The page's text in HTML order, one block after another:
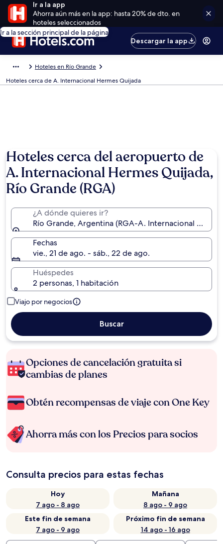
Ir a la app
Ahorra aún más en la app: hasta 20% de dto. en
hoteles seleccionados
Ir a la sección principal de la página
Descargar la app
Hoteles en Río Grande
Hoteles cerca de A. Internacional Hermes Quijada
Hoteles cerca del aeropuerto de
A. Internacional Hermes Quijada,
Río Grande (RGA)
¿A dónde quieres ir?
Río Grande, Argentina (RGA-A. Internacional
Fechas
vie., 21 de ago. - sáb., 22 de ago.
Huéspedes
2 personas, 1 habitación
Viajo por negocios
Buscar
Opciones de cancelación gratuita si
cambias de planes
Obtén recompensas de viaje con One Key
Ahorra más con los Precios para socios
Consulta precios para estas fechas
Hoy
7 ago - 8 ago
Mañana
8 ago - 9 ago
Este fin de semana
7 ago - 9 ago
Próximo fin de semana
14 ago - 16 ago